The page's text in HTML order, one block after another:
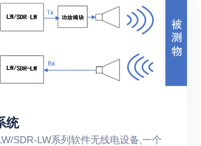
统
SDR-LW系列软件无线电设备,一个